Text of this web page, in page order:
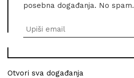
posebna događanja. No spam.
Otvori sva događanja